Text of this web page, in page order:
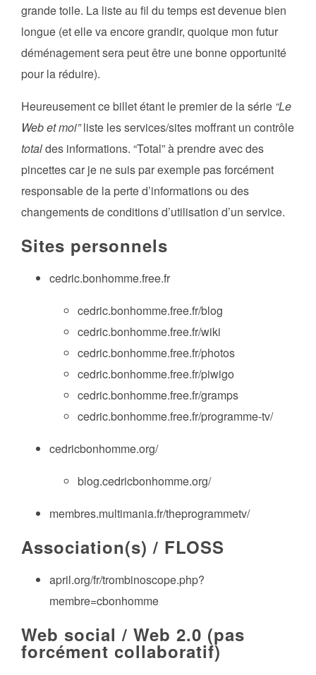
grande toile. La liste au fil du temps est devenue bien
longue (et elle va encore grandir, quoique mon futur
déménagement sera peut être une bonne opportunité
pour la réduire).
Heureusement ce billet étant le premier de la série “Le
Web et moi”liste les services/sites moffrant un contrôle
totaldes informations. “Total” à prendre avec des
pincettes car je ne suis par exemple pas forcément
responsable de la perte d’informations ou des
changements de conditions d’utilisation d’un service.
Sites personnels
cedric.bonhomme.free.fr
cedric.bonhomme.free.fr/blog
cedric.bonhomme.free.fr/wiki
cedric.bonhomme.free.fr/photos
cedric.bonhomme.free.fr/piwigo
cedric.bonhomme.free.fr/gramps
cedric.bonhomme.free.fr/programme-tv/
cedricbonhomme.org/
blog.cedricbonhomme.org/
membres.multimania.fr/theprogrammetv/
Association(s) / FLOSS
april.org/fr/trombinoscope.php?
membre=cbonhomme
Web social / Web 2.0 (pas
forcément collaboratif)